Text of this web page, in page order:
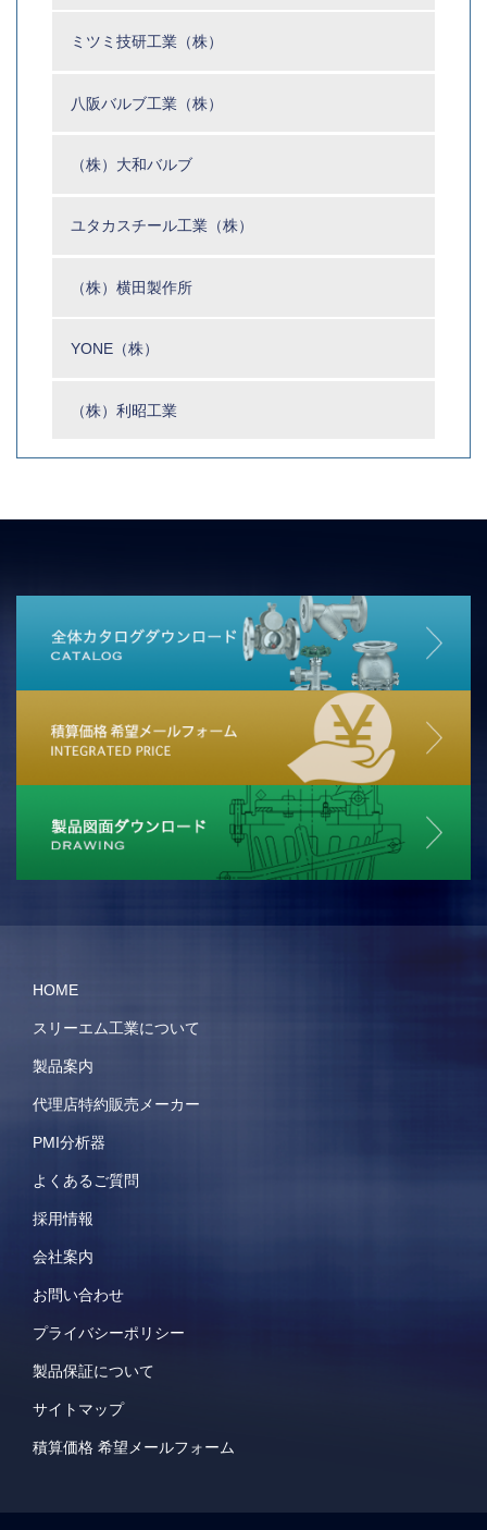
ミツミ技研工業（株）
八阪バルブ工業（株）
（株）大和バルブ
ユタカスチール工業（株）
（株）横田製作所
YONE（株）
（株）利昭工業
HOME
スリーエム工業について
製品案内
代理店特約販売メーカー
PMI分析器
よくあるご質問
採用情報
会社案内
お問い合わせ
プライバシーポリシー
製品保証について
サイトマップ
積算価格 希望メールフォーム